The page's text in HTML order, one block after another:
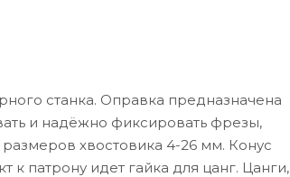
станка. Оправка предназначена
и надёжно фиксировать фрезы,
хвостовика 4-26 мм. Конус
патрону идет гайка для цанг. Цанги,